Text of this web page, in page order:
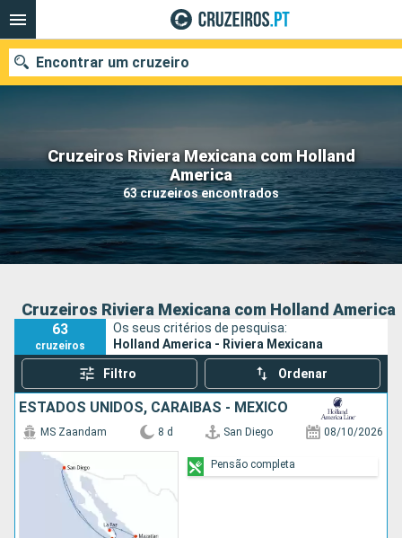
Cruzeiros Riviera Mexicana com Holland
America
63 cruzeiros encontrados
Encontrar um cruzeiro
Quando ir?
Data de partida
Portos Companhias
Cruzeiros Riviera Mexicana com Holland America
63
cruzeiros
Os seus critérios de pesquisa:
Holland America - Riviera Mexicana
Filtro Ordenar
ESTADOS UNIDOS, CARAIBAS - MEXICO
MS Zaandam 8 d San Diego 08/10/2026
Pensão completa